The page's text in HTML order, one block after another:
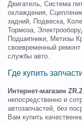
Двигатель, Система
охлаждения,
задний, Подвеска,
Тормоза,
Подшипники, Метизы
своевременный ремонт
службы авто.
Где купить
Интернет-магазин
непосредственно и
автозапчастей, без
Вам купить